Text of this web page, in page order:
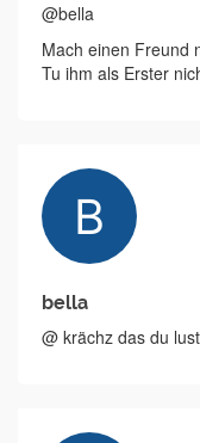
@bella
Mach einen Freund
Tu ihm als Erster
bella
@ krächz das du